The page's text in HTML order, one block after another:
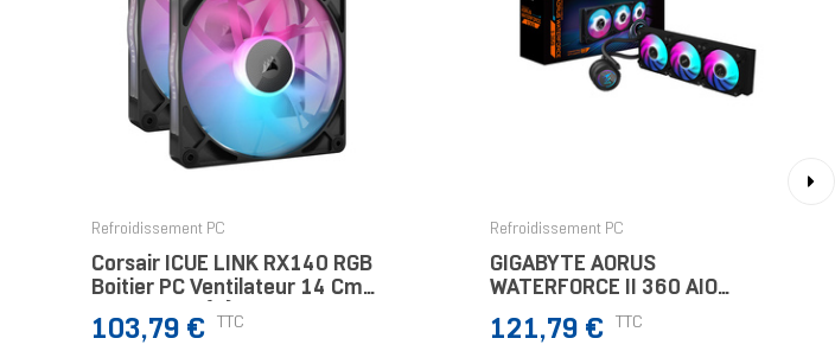
Refroidissement PC
Corsair ICUE LINK RX140 RGB
Boitier PC Ventilateur 14 Cm
Noir 2 Pièce(s)
Prix
103,79 € TTC
Refroidissement PC
GIGABYTE AORUS
WATERFORCE II 360 AIO
Refroidisseur Liquide Pour
Processeur - 3x Ventilateurs
Prix
121,79 € TTC